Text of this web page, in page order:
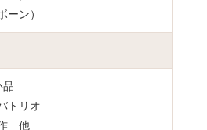
ーン）
トリオ
他